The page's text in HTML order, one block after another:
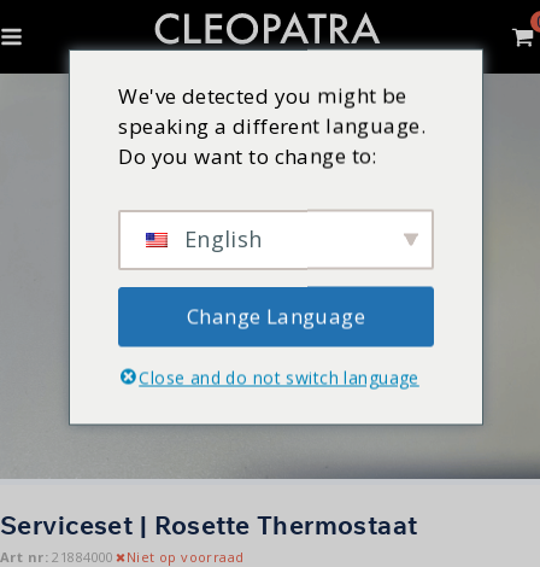
Serviceset | Rosette Thermostaat
Art nr: 21884000 Niet op voorraad
We've detected you might be
speaking a different language.
Do you want to change to:
English
Change Language
Close and do not switch language